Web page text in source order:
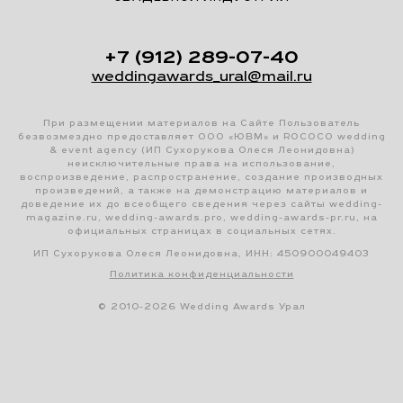
+7 (912) 289-07-40
weddingawards_ural@mail.ru
При размещении материалов на Сайте Пользователь
безвозмездно предоставляет ООО «ЮВМ» и ROCOCO wedding
& event agency (ИП Сухорукова Олеся Леонидовна)
неисключительные права на использование,
воспроизведение, распространение, создание производных
произведений, а также на демонстрацию материалов и
доведение их до всеобщего сведения через сайты wedding-
magazine.ru, wedding-awards.pro, wedding-awards-pr.ru, на
официальных страницах в социальных сетях.
ИП Сухорукова Олеся Леонидовна, ИНН: 450900049403
Политика конфиденциальности
© 2010-2026 Wedding Awards Урал